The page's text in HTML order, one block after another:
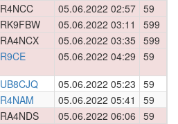
R4NCC 05.06.2022 02:57 59
RK9FBW 05.06.2022 03:11 599
RA4NCX 05.06.2022 03:35 599
R9CE 05.06.2022 04:29 59
UB8CJQ 05.06.2022 05:23 59
R4NAM 05.06.2022 05:41 59
RA4NDS 05.06.2022 06:06 59